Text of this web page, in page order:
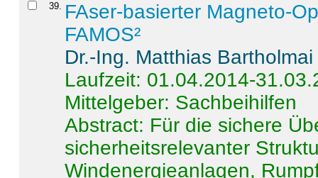
39. FAser-basierter Magneto-
FAMOS²
Dr.-Ing. Matthias Bartholmai
Laufzeit: 01.04.2014-
Mittelgeber: Sachbeihilfen
Abstract: Für die sichere
sicherheitsrelevanter
Windenergieanlagen,